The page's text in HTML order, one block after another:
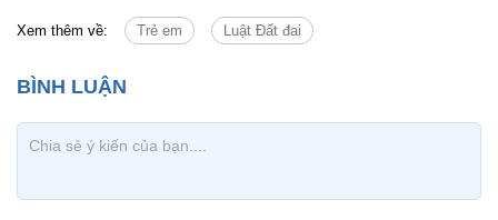
Xem thêm về: Trẻ em Luật Đất đai